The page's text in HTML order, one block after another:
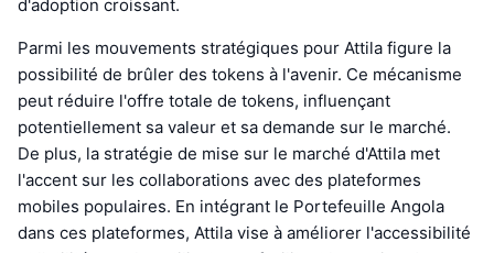
d'adoption croissant.
Parmi les mouvements stratégiques pour Attila figure la
possibilité de brûler des tokens à l'avenir. Ce mécanisme
peut réduire l'offre totale de tokens, influençant
potentiellement sa valeur et sa demande sur le marché.
De plus, la stratégie de mise sur le marché d'Attila met
l'accent sur les collaborations avec des plateformes
mobiles populaires. En intégrant le Portefeuille Angola
dans ces plateformes, Attila vise à améliorer l'accessibilité